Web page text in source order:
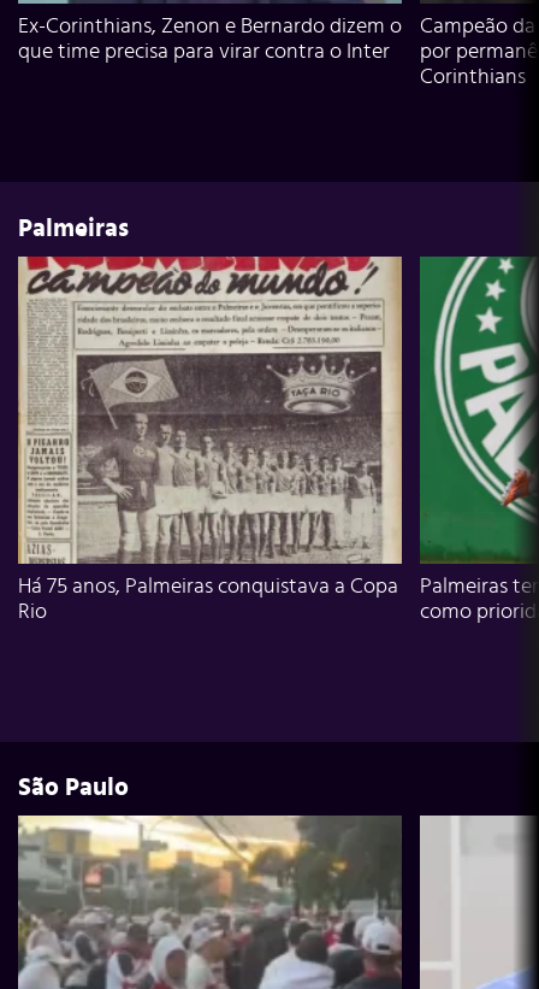
Ex-Corinthians, Zenon e Bernardo dizem o
que time precisa para virar contra o Inter
Campeão
por
Corinthians
Palmeiras
Há 75 anos, Palmeiras conquistava a Copa
Rio
Palmeiras
como
São Paulo